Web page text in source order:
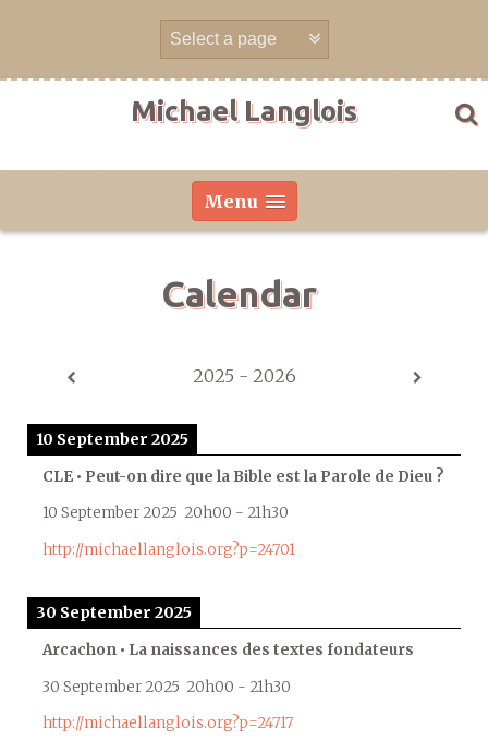
Michael Langlois
Menu
Calendar
2025 - 2026
10 September 2025
CLE • Peut-on dire que la Bible est la Parole de Dieu ?
10 September 2025 20h00 - 21h30
http://michaellanglois.org?p=24701
30 September 2025
Arcachon • La naissances des textes fondateurs
30 September 2025 20h00 - 21h30
http://michaellanglois.org?p=24717